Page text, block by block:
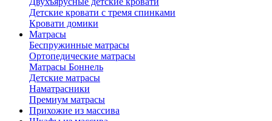
Детские кровати с тремя спинками
Кровати домики
Матрасы
Беспружинные матрасы
Ортопедические матрасы
Матрасы Боннель
Детские матрасы
Наматрасники
Премиум матрасы
Прихожие из массива